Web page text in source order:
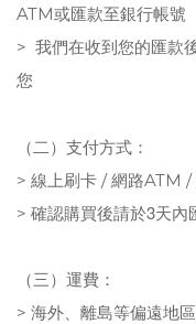
ATM或匯款至銀行帳號
> 我們在收到您的匯款
您
（二）支付方式：
> 線上刷卡 / 網路ATM /
> 確認購買後請於3天內
（三）運費：
> 海外、離島等偏遠地